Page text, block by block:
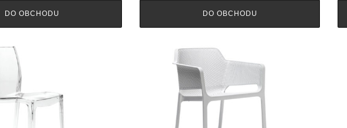
DO OBCHODU DO OBCHODU